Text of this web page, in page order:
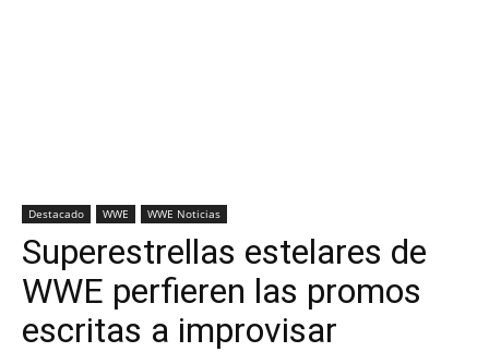
Destacado WWE WWE Noticias
Superestrellas estelares de
WWE perfieren las promos
escritas a improvisar